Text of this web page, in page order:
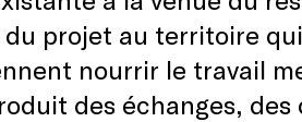
du projet au territoire
nourrir le travail
des échanges,